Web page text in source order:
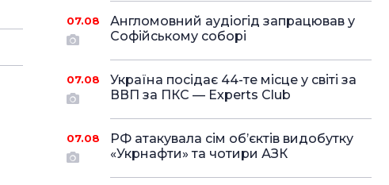
07.08
Англомовний аудіогід запрацював у
Софійському соборі
07.08
Україна посідає 44-те місце у світі за
ВВП за ПКС — Experts Club
07.08
РФ атакувала сім об’єктів видобутку
«Укрнафти» та чотири АЗК